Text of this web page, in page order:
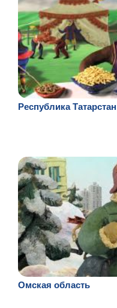
Республика Татарстан
Омская область